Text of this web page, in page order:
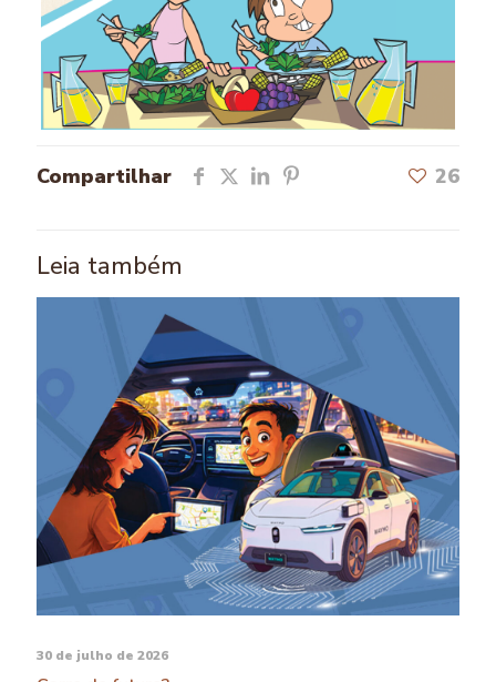
Compartilhar 26
Leia também
30 de julho de 2026